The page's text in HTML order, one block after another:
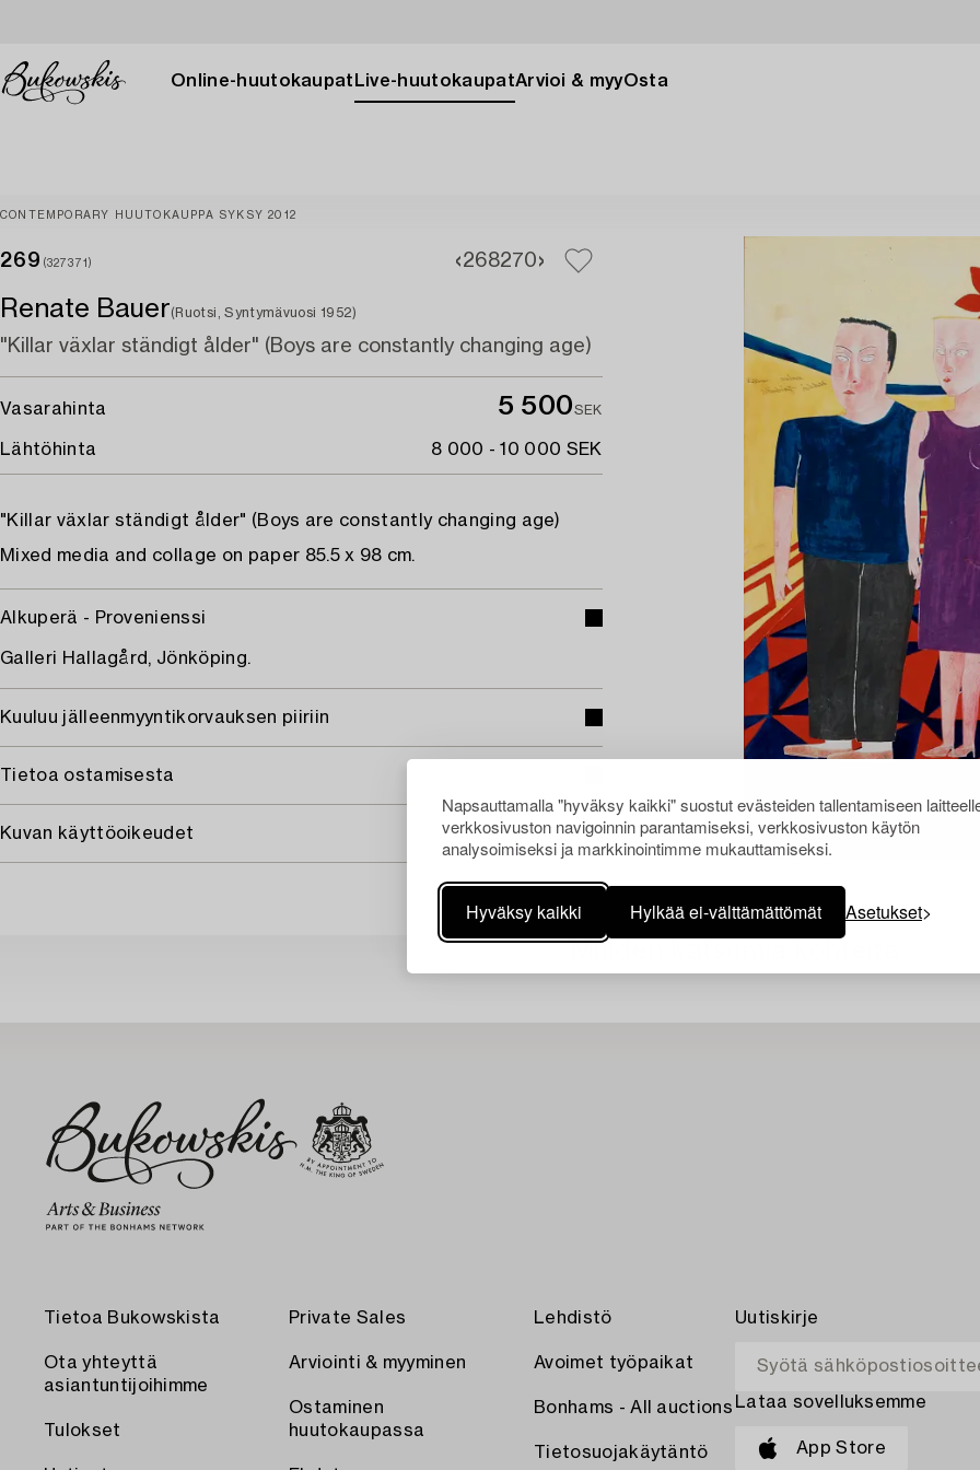
Napsauttamalla "hyväksy kaikki" suostut evästeiden tallentamiseen
verkkosivuston navigoinnin parantamiseksi, verkkosivuston käytön
analysoimiseksi ja markkinointimme mukauttamiseksi.
Hyväksy kaikki Hylkää ei-välttämättömät Asetukset
Online-huutokaupat Live-huutokaupatArvioi & myyOsta
CONTEMPORARY HUUTOKAUPPA SYKSY 2012
269 (327371) 268270
Renate Bauer(Ruotsi, Syntymävuosi 1952)
"Killar växlar ständigt ålder" (Boys are constantly changing age)
Vasarahinta 5 500SEK
Lähtöhinta 8 000 - 10 000 SEK
"Killar växlar ständigt ålder" (Boys are constantly changing age)
Mixed media and collage on paper 85.5 x 98 cm.
Alkuperä - Provenienssi
Galleri Hallagård, Jönköping.
Kuuluu jälleenmyyntikorvauksen piiriin
Tietoa ostamisesta
Kuvan käyttöoikeudet
Muiden katsomia kohteita
Tietoa Bukowskista
Ota yhteyttä
asiantuntijoihimme
Tulokset
Private Sales
Arviointi & myyminen
Ostaminen
huutokaupassa
Lehdistö
Avoimet työpaikat
Bonhams - All auctions
Tietosuojakäytäntö
Uutiskirje
Lataa sovelluksemme
App Store